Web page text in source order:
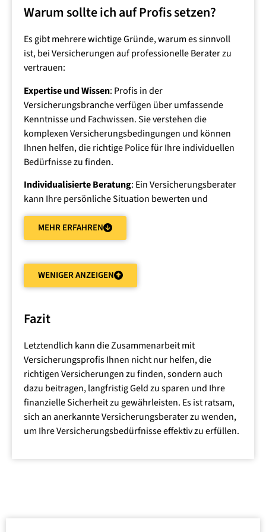
Warum sollte ich auf Profis setzen?
Es gibt mehrere wichtige Gründe, warum es sinnvoll
ist, bei Versicherungen auf professionelle Berater zu
vertrauen:
Expertise und Wissen: Profis in der
Versicherungsbranche verfügen über umfassende
Kenntnisse und Fachwissen. Sie verstehen die
komplexen Versicherungsbedingungen und können
Ihnen helfen, die richtige Police für Ihre individuellen
Bedürfnisse zu finden.
Individualisierte Beratung: Ein Versicherungsberater
kann Ihre persönliche Situation bewerten und
maßgeschneiderte Versicherungslösungen empfehlen.
Sie berücksichtigen Ihre finanzielle Situation, Ihren
Lebensstil und Ihre Risikobereitschaft.
Angebotsvergleiche: Profis können
Versicherungsangebote von verschiedenen Anbietern
vergleichen, um sicherzustellen, dass Sie den besten
Versicherung kann zeitaufwändig sein. Ein Profi kann
diesen Prozess beschleunigen, indem er Ihnen eine
Auswahl geeigneter Optionen präsentiert.
Regelmäßige Überprüfung:
Versicherungsbedürfnisse ändern sich im Laufe der
Zeit. Ein Versicherungsberater kann Ihre Policen
regelmäßig überprüfen und anpassen, um
MEHR ERFAHREN
WENIGER ANZEIGEN
Fazit
Letztendlich kann die Zusammenarbeit mit
Versicherungsprofis Ihnen nicht nur helfen, die
richtigen Versicherungen zu finden, sondern auch
dazu beitragen, langfristig Geld zu sparen und Ihre
finanzielle Sicherheit zu gewährleisten. Es ist ratsam,
sich an anerkannte Versicherungsberater zu wenden,
um Ihre Versicherungsbedürfnisse effektiv zu erfüllen.